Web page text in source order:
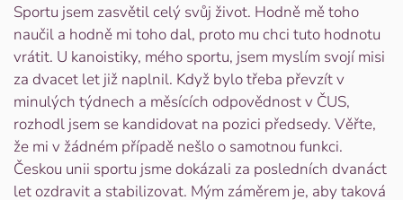
Sportu jsem zasvětil celý svůj život. Hodně mě toho
naučil a hodně mi toho dal, proto mu chci tuto hodnotu
vrátit. U kanoistiky, mého sportu, jsem myslím svojí misi
za dvacet let již naplnil. Když bylo třeba převzít v
minulých týdnech a měsících odpovědnost v ČUS,
rozhodl jsem se kandidovat na pozici předsedy. Věřte,
že mi v žádném případě nešlo o samotnou funkci.
Českou unii sportu jsme dokázali za posledních dvanáct
let ozdravit a stabilizovat. Mým záměrem je, aby taková